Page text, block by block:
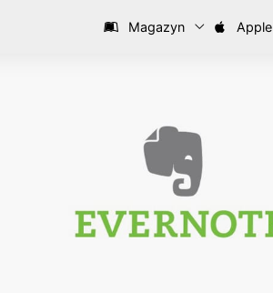
Magazyn Apple